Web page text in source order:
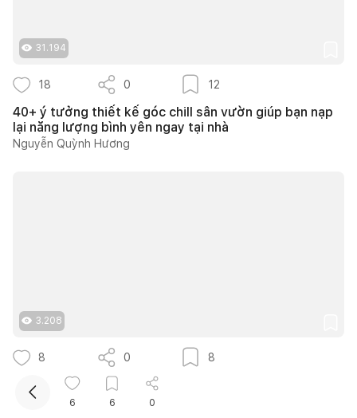
31.194
18 0 12
40+ ý tưởng thiết kế góc chill sân vườn giúp bạn nạp
lại năng lượng bình yên ngay tại nhà
Nguyễn Quỳnh Hương
3.208
8 0 8
Căn hộ 90m2 tại Opal Tower thiết kế Neo Classic
sang trọng cho gia đình trẻ
6 6 0